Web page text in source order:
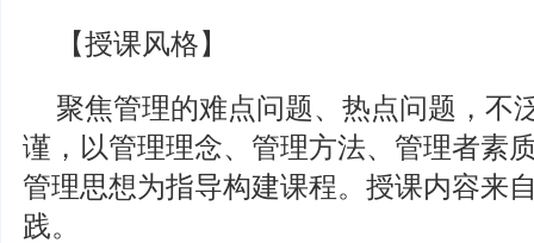
【授课风格】
聚焦管理的难点问题、热点问题，不
谨，以管理理念、管理方法、管理者素
管理思想为指导构建课程。授课内容来
践。